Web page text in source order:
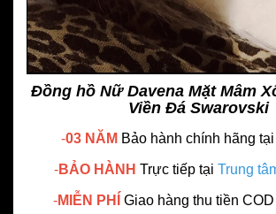
Đồng hồ Nữ Davena Mặt Mâm
Viền Đá Swarovski
-03 NĂM Bảo hành chính hãng
-BẢO HÀNH Trực tiếp tại Trung
-MIỄN PHÍ Giao hàng thu tiền